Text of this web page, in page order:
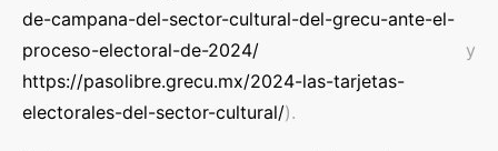
de-campana-del-sector-cultural-del-grecu-ante-el-
proceso-electoral-de-2024/ y
https://pasolibre.grecu.mx/2024-las-tarjetas-
electorales-del-sector-cultural/).